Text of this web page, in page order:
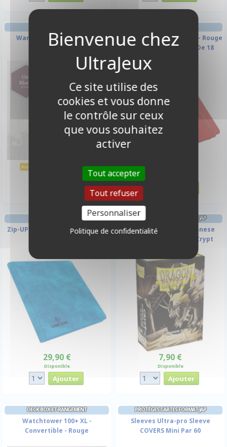
Warpaints - Orc Blood
Promo -11% 2,90 €
Casual Album - SideLoad - Rouge
- 360 Cases (20 Pages De 18
Zip-UP Album - Bleu - 480 Cases
29,90 €
Disponible
PROTÈGES CARTES FORMAT JAP
Dragon Shield - 60 Japanese
Sleeves Dual Matte - Crypt
7,90 €
Disponible
DECK BOX ET RANGEMENT
Watchtower 100+ XL -
Convertible - Rouge
PROTÈGES CARTES FORMAT JAP
Sleeves Ultra-pro Sleeve
COVERS Mini Par 60
Ce site utilise des
cookies et vous donne
le contrôle sur ceux
que vous souhaitez
activer
Tout accepter
Tout refuser
Personnaliser
Politique de confidentialité